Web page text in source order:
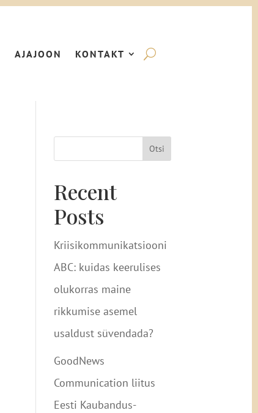
AJAJOON KONTAKT
Otsi
Recent
Posts
Kriisikommunikatsiooni
ABC: kuidas keerulises
olukorras maine
rikkumise asemel
usaldust süvendada?
GoodNews
Communication liitus
Eesti Kaubandus-